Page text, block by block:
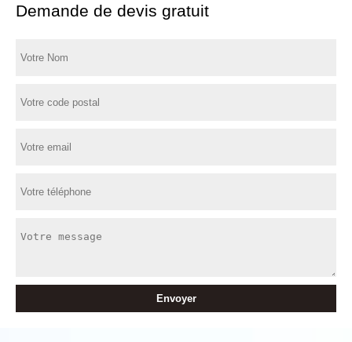
Demande de devis gratuit